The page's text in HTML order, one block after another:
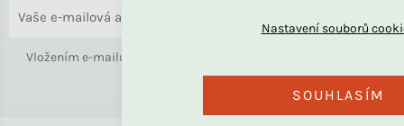
SOUHLASÍM
Vložením e-mailu souhlasíte s
údajů